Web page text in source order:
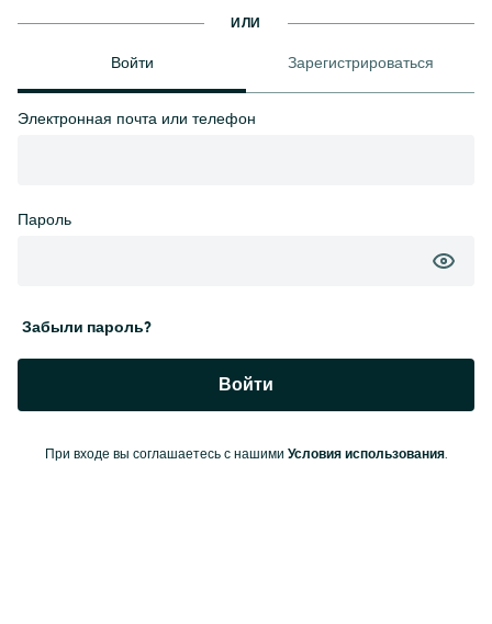
ИЛИ
Войти Зарегистрироваться
Электронная почта или телефон
Пароль
Забыли пароль?
Войти
При входе вы соглашаетесь с нашими Условия использования.